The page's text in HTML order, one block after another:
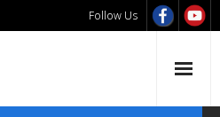
Follow Us